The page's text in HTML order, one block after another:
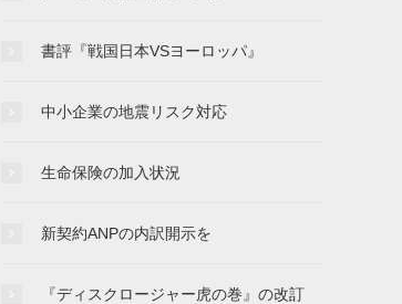
書評『戦国日本VSヨーロッパ』
中小企業の地震リスク対応
生命保険の加入状況
新契約ANPの内訳開示を
『ディスクロージャー虎の巻』の改訂